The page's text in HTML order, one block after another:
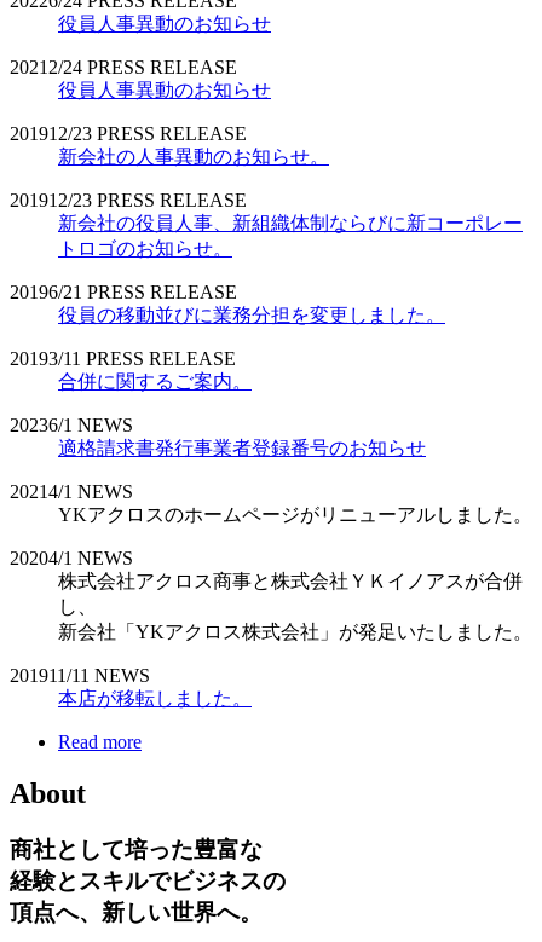
役員人事異動のお知らせ
2021 2/24 PRESS RELEASE
役員人事異動のお知らせ
201912/23 PRESS RELEASE
新会社の人事異動のお知らせ。
201912/23 PRESS RELEASE
新会社の役員人事、新組織体制ならびに新コーポレー
トロゴのお知らせ。
20196/21 PRESS RELEASE
役員の移動並びに業務分担を変更しました。
20193/11 PRESS RELEASE
合併に関するご案内。
20236/1 NEWS
適格請求書発行事業者登録番号のお知らせ
20214/1 NEWS
YKアクロスのホームページがリニューアルしました。
20204/1 NEWS
株式会社アクロス商事と株式会社ＹＫイノアスが合併
し、
新会社「YKアクロス株式会社」が発足いたしました。
201911/11 NEWS
本店が移転しました。
Read more
About
商社として培った豊富な
経験とスキルでビジネスの
頂点へ、新しい世界へ。